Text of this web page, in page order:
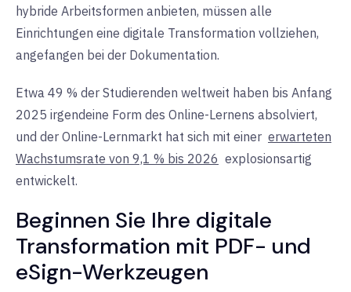
hybride Arbeitsformen anbieten, müssen alle
Einrichtungen eine digitale Transformation vollziehen,
angefangen bei der Dokumentation.
Etwa 49 % der Studierenden weltweit haben bis Anfang
2025 irgendeine Form des Online-Lernens absolviert,
und der Online-Lernmarkt hat sich mit einer erwarteten
Wachstumsrate von 9,1 % bis 2026 explosionsartig
entwickelt.
Beginnen Sie Ihre digitale
Transformation mit PDF- und
eSign-Werkzeugen